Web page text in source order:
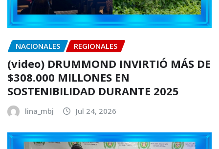
NACIONALES REGIONALES
(video) DRUMMOND INVIRTIÓ MÁS DE
$308.000 MILLONES EN
SOSTENIBILIDAD DURANTE 2025
lina_mbj Jul 24, 2026